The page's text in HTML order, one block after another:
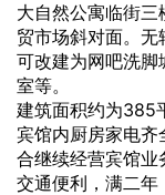
大自然公寓临街
贸市场斜对面。
可改建为网吧洗
室等。
建筑面积约为385
宾馆内厨房家电
合继续经营宾馆业
交通便利，满二年